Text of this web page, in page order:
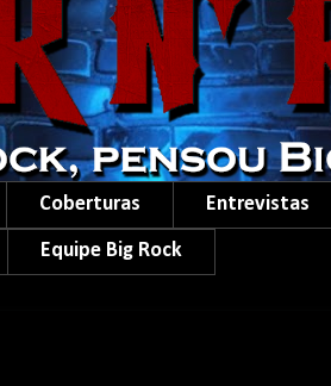
Coberturas Entrevistas
Equipe Big Rock